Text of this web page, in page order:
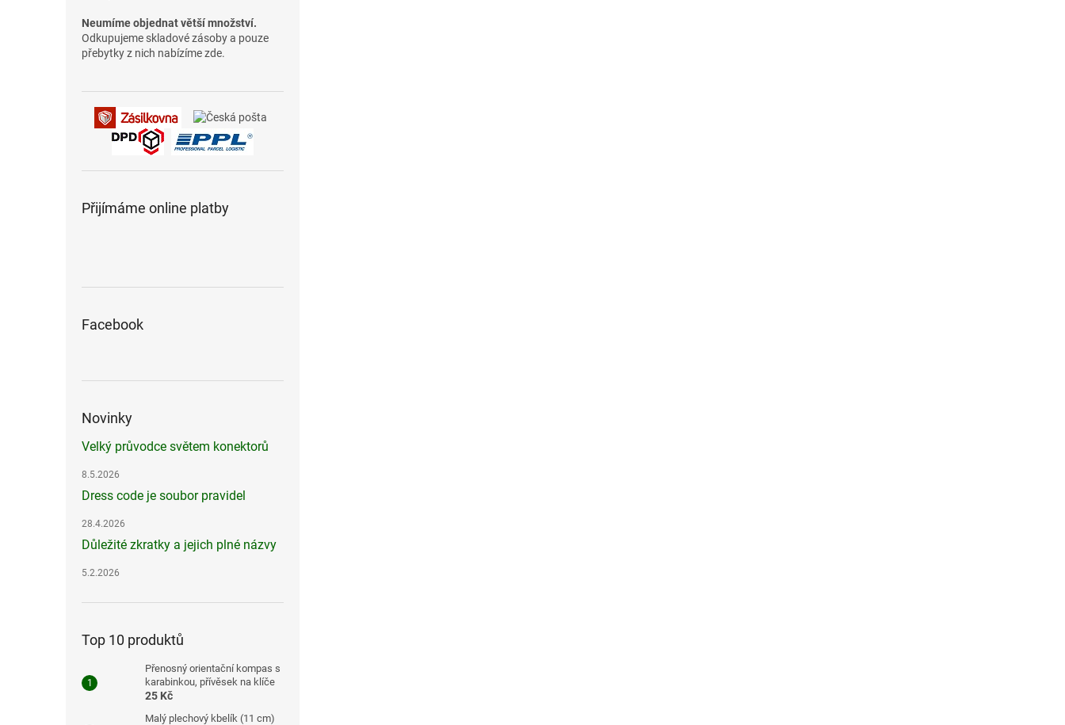
Neumíme objednat větší množství.
Odkupujeme skladové zásoby a pouze
přebytky z nich nabízíme zde.
Přijímáme online platby
Facebook
Novinky
Velký průvodce světem konektorů
8.5.2026
Dress code je soubor pravidel
28.4.2026
Důležité zkratky a jejich plné názvy
5.2.2026
Top 10 produktů
Přenosný orientační kompas s
karabinkou, přívěsek na klíče
25 Kč
Malý plechový kbelík (11 cm)